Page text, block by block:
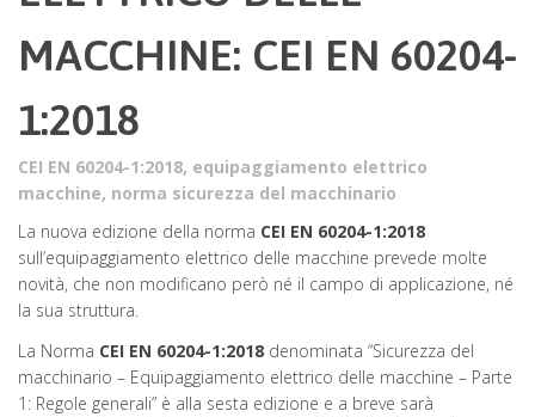
MACCHINE: CEI EN 60204-
1:2018
CEI EN 60204-1:2018, equipaggiamento elettrico
macchine, norma sicurezza del macchinario
La nuova edizione della norma CEI EN 60204-1:2018
sull’equipaggiamento elettrico delle macchine prevede molte
novità, che non modificano però né il campo di applicazione, né
la sua struttura.
La Norma CEI EN 60204-1:2018 denominata “Sicurezza del
macchinario – Equipaggiamento elettrico delle macchine – Parte
1: Regole generali” è alla sesta edizione e a breve sarà